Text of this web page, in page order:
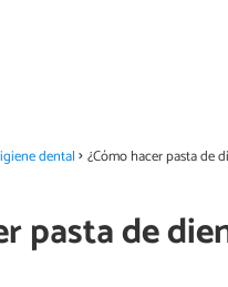
dental ¿Cómo hacer pasta de
pasta de